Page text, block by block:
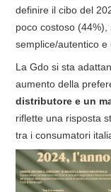
definire il cibo del
poco costoso
semplice/autentico e
La Gdo si sta
aumento della
distributore e un
riflette una risposta
tra i consumatori